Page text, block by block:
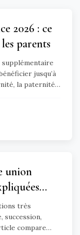
2026 : ce
parents
supplémentaire
jusqu’à
la paternité
union
très
succession,
compare